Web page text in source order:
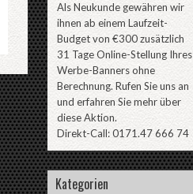
Als Neukunde gewähren wir
ihnen ab einem Laufzeit-
Budget von €300 zusätzlich
31 Tage Online-Stellung Ihres
Werbe-Banners ohne
Berechnung. Rufen Sie uns an
und erfahren Sie mehr über
diese Aktion.
Direkt-Call: 0171.47 666 74
Kategorien